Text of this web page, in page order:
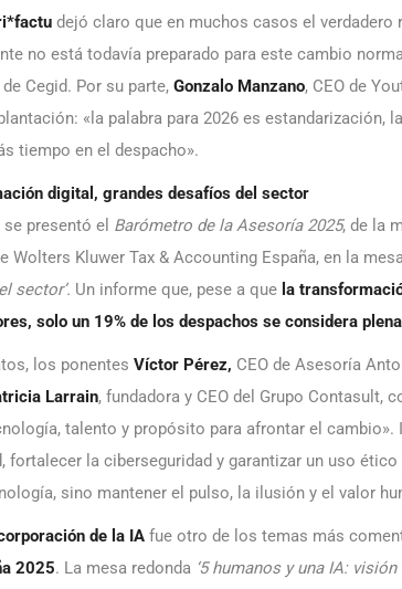
dejó claro que en muchos casos el
no está todavía preparado para este cambio
Cegid. Por su parte, Gonzalo Manzano, CEO de
«la palabra para 2026 es estandarización,
tiempo en el despacho».
digital, grandes desafíos del sector
presentó el Barómetro de la Asesoría 2025, de la
Wolters Kluwer Tax & Accounting España, en la
sector’. Un informe que, pese a que la
solo un 19% de los despachos se considera
los ponentes Víctor Pérez, CEO de Asesoría
Larrain, fundadora y CEO del Grupo Contasult,
talento y propósito para afrontar el
fortalecer la ciberseguridad y garantizar un uso
sino mantener el pulso, la ilusión y el valor
de la IA fue otro de los temas más
2025. La mesa redonda ‘5 humanos y una IA: